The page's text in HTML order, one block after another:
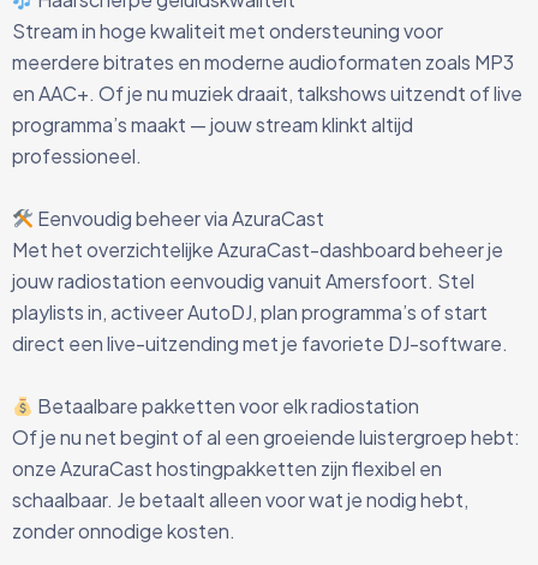
Stream in hoge kwaliteit met ondersteuning voor
meerdere bitrates en moderne audioformaten zoals MP3
en AAC+. Of je nu muziek draait, talkshows uitzendt of live
programma’s maakt — jouw stream klinkt altijd
professioneel.
Eenvoudig beheer via AzuraCast
Met het overzichtelijke AzuraCast-dashboard beheer je
jouw radiostation eenvoudig vanuit Amersfoort. Stel
playlists in, activeer AutoDJ, plan programma’s of start
direct een live-uitzending met je favoriete DJ-software.
Betaalbare pakketten voor elk radiostation
Of je nu net begint of al een groeiende luistergroep hebt:
onze AzuraCast hostingpakketten zijn flexibel en
schaalbaar. Je betaalt alleen voor wat je nodig hebt,
zonder onnodige kosten.